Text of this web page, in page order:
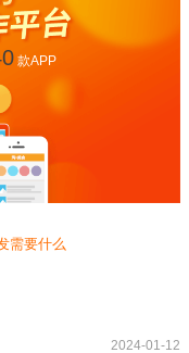
款APP
需要什么
2024-01-12